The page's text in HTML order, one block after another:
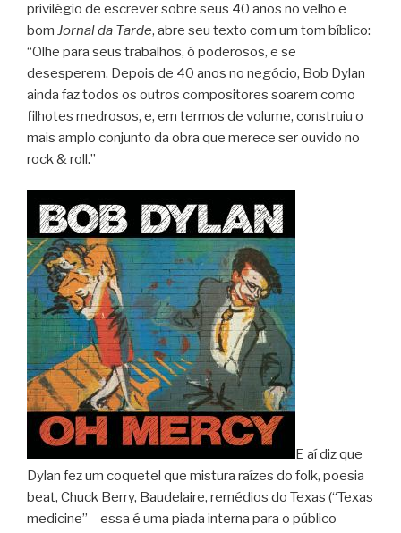
privilégio de escrever sobre seus 40 anos no velho e
bom Jornal da Tarde, abre seu texto com um tom bíblico:
“Olhe para seus trabalhos, ó poderosos, e se
desesperem. Depois de 40 anos no negócio, Bob Dylan
ainda faz todos os outros compositores soarem como
filhotes medrosos, e, em termos de volume, construiu o
mais amplo conjunto da obra que merece ser ouvido no
rock & roll.”
E aí diz que
Dylan fez um coquetel que mistura raízes do folk, poesia
beat, Chuck Berry, Baudelaire, remédios do Texas (“Texas
medicine” – essa é uma piada interna para o público